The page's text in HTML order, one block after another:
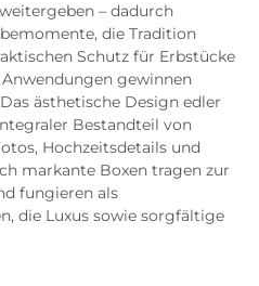
– dadurch
die Tradition
Schutz für Erbstücke
gewinnen
ästhetische Design edler
Bestandteil von
Hochzeitsdetails und
markante Boxen tragen zur
fungieren als
die Luxus sowie sorgfältige